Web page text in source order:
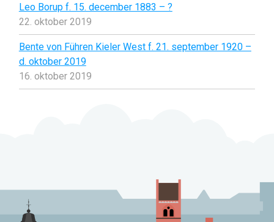
Leo Borup f. 15. december 1883 – ?
22. oktober 2019
Bente von Führen Kieler West f. 21. september 1920 –
d. oktober 2019
16. oktober 2019